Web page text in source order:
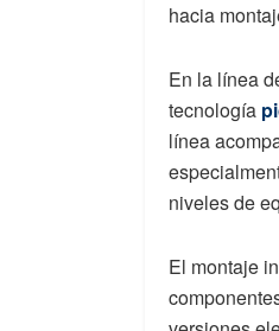
hacia
En la línea
tecnología
línea
niveles de
El montaje